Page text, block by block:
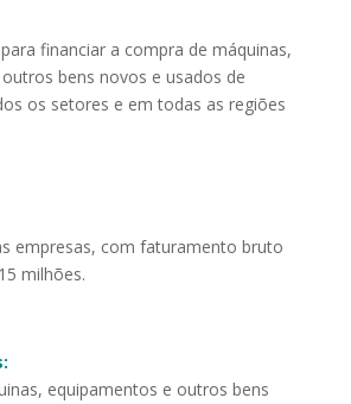
financiar a compra de máquinas,
bens novos e usados de
os setores e em todas as regiões
empresas, com faturamento bruto
milhões.
equipamentos e outros bens